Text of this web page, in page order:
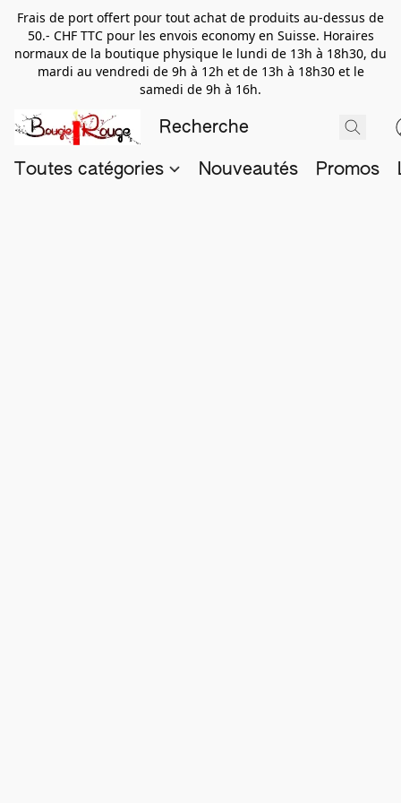
Frais de port offert pour tout achat de produits au-dessus de
50.- CHF TTC pour les envois economy en Suisse. Horaires
normaux de la boutique physique le lundi de 13h à 18h30, du
mardi au vendredi de 9h à 12h et de 13h à 18h30 et le
samedi de 9h à 16h.
Toutes catégories Nouveautés Promos